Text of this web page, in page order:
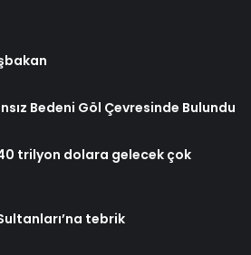
Bedeni Göl Çevresinde Bulundu
trilyon dolara gelecek çok
tebrik